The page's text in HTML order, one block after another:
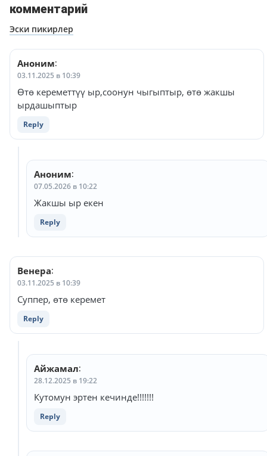
комментарий
Навигация
комментариям
Эски пикирлер
Аноним:
03.11.2025 в 10:39
Өтө кереметтүү ыр,соонун чыгыптыр, өтө жакшы
ырдашыптыр
Reply
Аноним:
07.05.2026 в 10:22
Жакшы ыр екен
Reply
Венера:
03.11.2025 в 10:39
Суппер, өтө керемет
Reply
Айжамал:
28.12.2025 в 19:22
Кутомун эртен кечинде!!!!!!!
Reply